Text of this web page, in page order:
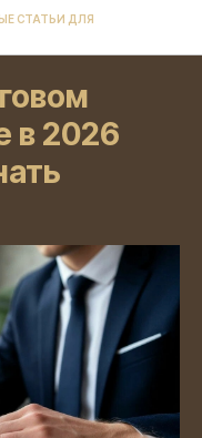
СТАТЬИ ДЛЯ
в 2026